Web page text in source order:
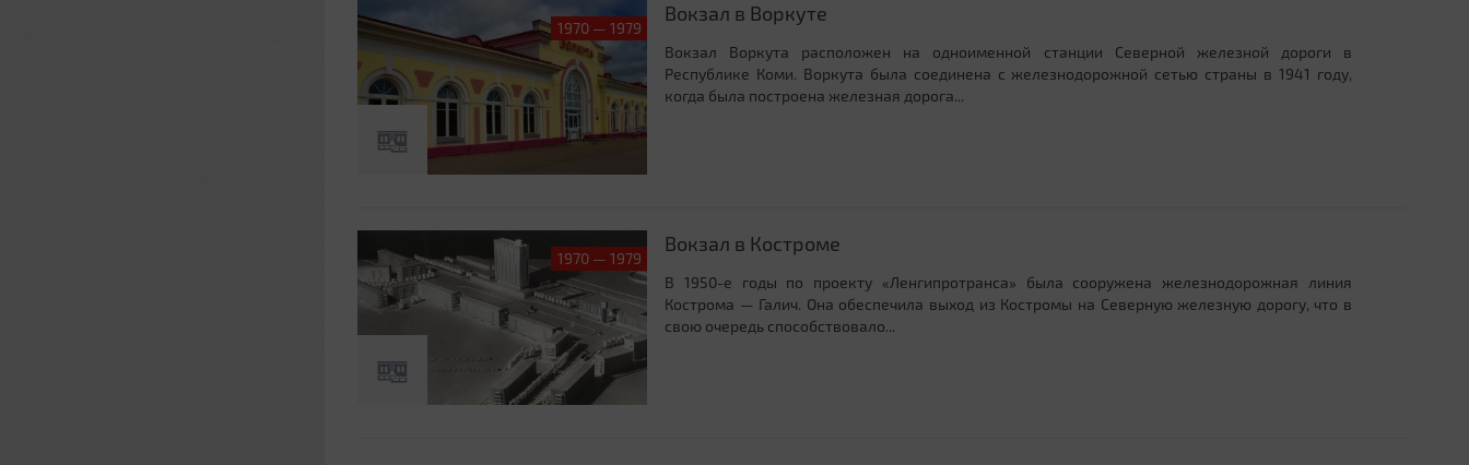
1970 — 1979
Вокзал в Воркуте
Вокзал Воркута расположен на одноименной станции Северной железной дороги в
Республике Коми. Воркута была соединена с железнодорожной сетью страны в 1941 году,
когда была построена железная дорога...
1970 — 1979
Вокзал в Костроме
В 1950-е годы по проекту «Ленгипротранса» была сооружена железнодорожная линия
Кострома — Галич. Она обеспечила выход из Костромы на Северную железную дорогу, что в
свою очередь способствовало...